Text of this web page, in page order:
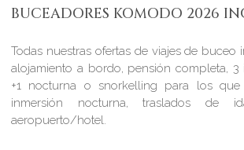
BUCEADORES KOMODO 2026
Todas nuestras ofertas de viajes de buceo
alojamiento a bordo, pensión completa, 3
+1 nocturna o snorkelling para los
inmersión nocturna, traslados
aeropuerto/hotel.